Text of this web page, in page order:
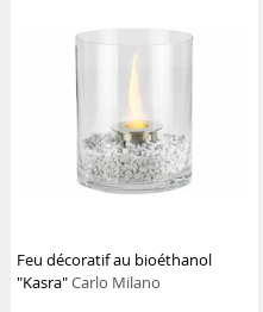
Feu décoratif au bioéthanol
"Kasra"Carlo Milano